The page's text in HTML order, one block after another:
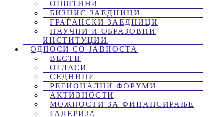
ОПШТИНИ
БИЗНИС ЗАЕДНИЦИ
ГРАЃАНСКИ ЗАЕДНИЦИ
НАУЧНИ И ОБРАЗОВНИ
ИНСТИТУЦИИ
ОДНОСИ СО ЈАВНОСТА
ВЕСТИ
ОГЛАСИ
СЕДНИЦИ
РЕГИОНАЛНИ ФОРУМИ
АКТИВНОСТИ
МОЖНОСТИ ЗА ФИНАНСИРАЊЕ
ГАЛЕРИЈА